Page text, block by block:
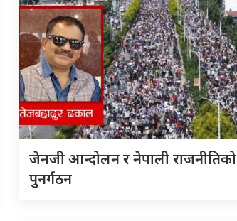
जेनजी आन्दोलन र नेपाली राजनीतिको
पुनर्गठन